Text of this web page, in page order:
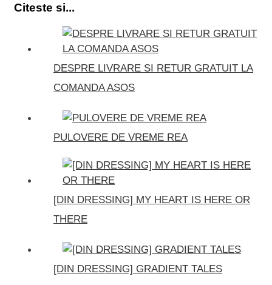
Citeste si...
DESPRE LIVRARE SI RETUR GRATUIT LA
COMANDA ASOS
PULOVERE DE VREME REA
[DIN DRESSING] MY HEART IS HERE OR
THERE
[DIN DRESSING] GRADIENT TALES